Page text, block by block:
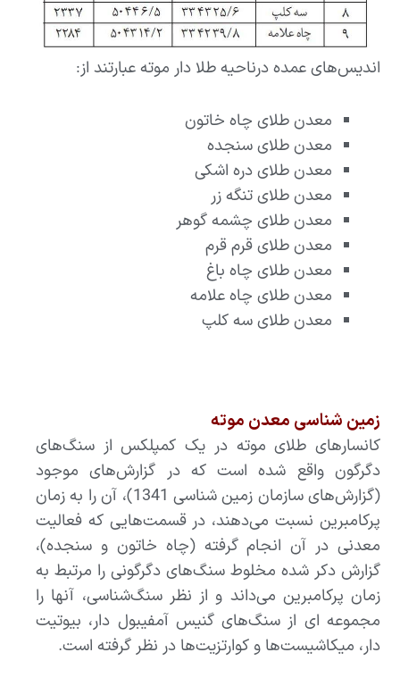
اندیس‌های عمده درناحیه طلا دار موته عبارتند از:
معدن طلای چاه خاتون
معدن طلای سنجده
معدن طلای دره اشکی
معدن طلای تنگه زر
معدن طلای چشمه گوهر
معدن طلای قرم قرم
معدن طلای چاه باغ
معدن طلای چاه علامه
معدن طلای سه کلپ
زمین شناسی معدن موته
کانسارهای طلای موته در یک کمپلکس از سنگ‌های
دگرگون واقع شده است که در گزارش‌های موجود
(گزارش‌های سازمان زمین شناسی 1341)، آن را به زمان
پرکامبرین نسبت می‌دهند، در قسمت‌هایی که فعالیت
معدنی در آن انجام گرفته (چاه خاتون و سنجده)،
گزارش دکر شده مخلوط سنگ‌های دگرگونی را مرتبط به
زمان پرکامبرین می‌داند و از نظر سنگ‌شناسی، آنها را
مجموعه ای از سنگ‌های گنیس آمفیبول دار، بیوتیت
دار، میکاشیست‌ها و کوارتزیت‌ها در نظر گرفته است.